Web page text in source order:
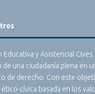
Educativa y Asistencial Cives
una ciudadanía plena en
de derecho. Con este
ético-cívica basada en los